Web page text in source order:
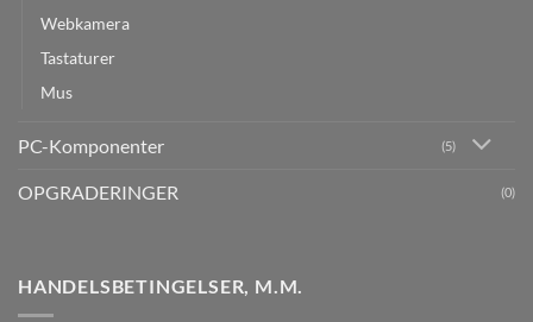
Webkamera
Tastaturer
Mus
PC-Komponenter (5)
OPGRADERINGER (0)
HANDELSBETINGELSER, M.M.